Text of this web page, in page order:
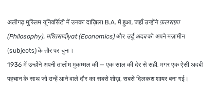
अलीगढ़ मुस्लिम यूनिवर्सिटी में उनका दाख़िला B.A.में हुआ, जहाँ उन्होंने फ़लसफ़ा
(Philosophy), मश्तिसादीyat (Economics) और उर्दू अदबको अपने मज़ामीन
(subjects) के तौर पर चुना।
1936 में उन्होंने अपनी तालीम मुकम्मल की — एक साल की देर से सही, मगर एक ऐसी अदबी
पहचान के साथ जो उन्हें आने वाले दौर का सबसे शोख़, सबसे दिलकश शायर बना गई।